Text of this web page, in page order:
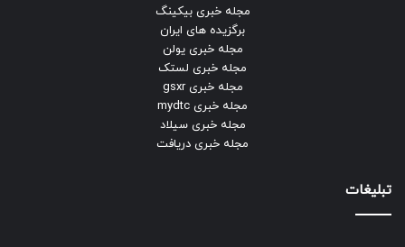
مجله خبری بیکینگ
برگزیده های ایران
مجله خبری یولن
مجله خبری لستک
مجله خبری gsxr
مجله خبری mydtc
مجله خبری سیلاد
مجله خبری دریافت
تبلیغات